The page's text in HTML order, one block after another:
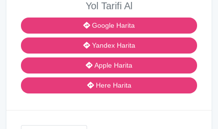
Yol Tarifi Al
Google Harita
Yandex Harita
Apple Harita
Here Harita